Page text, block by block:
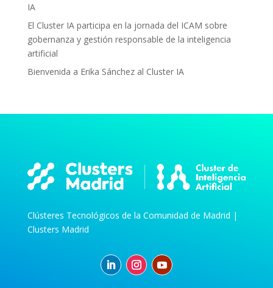
IA
El Cluster IA participa en la jornada del ICAM sobre
gobernanza y gestión responsable de la inteligencia
artificial
Bienvenida a Erika Sánchez al Cluster IA
Clústeres Tecnológicos de la Comunidad de Madrid |
Clusters Madrid